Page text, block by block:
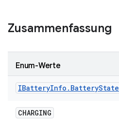
Zusammenfassung
Enum-Werte
IBatteryInfo . BatteryState
CHARGING